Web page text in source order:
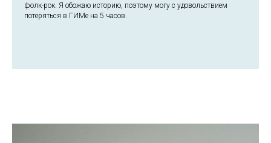
фолк-рок. Я обожаю историю, поэтому могу с удовольствием
потеряться в ГИМе на 5 часов.